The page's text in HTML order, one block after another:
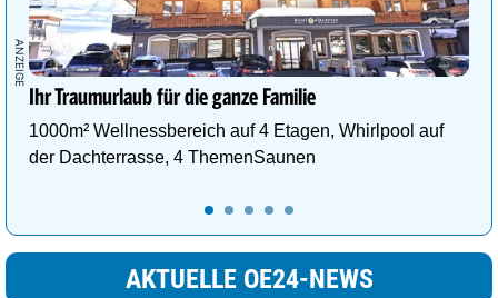
Ihr Traumurlaub für die ganze Familie
1000m² Wellnessbereich auf 4 Etagen, Whirlpool auf
der Dachterrasse, 4 ThemenSaunen
AKTUELLE OE24-NEWS